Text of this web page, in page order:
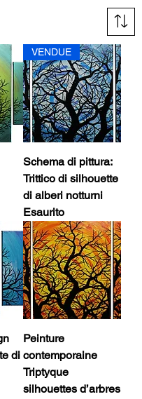
VENDUE
Schema di pittura:
Trittico di silhouette
di alberi notturni
Esaurito
di
Peinture
contemporaine
Triptyque
silhouettes d’arbres